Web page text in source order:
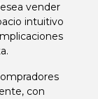
vender
intuitivo
con